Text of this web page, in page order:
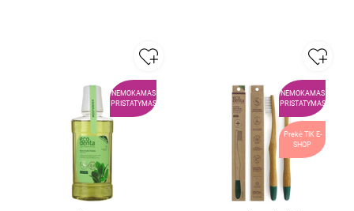
NEMOKAMAS
PRISTATYMAS
NEMOKAMAS
PRISTATYMAS
Prekė TIK E-
SHOP